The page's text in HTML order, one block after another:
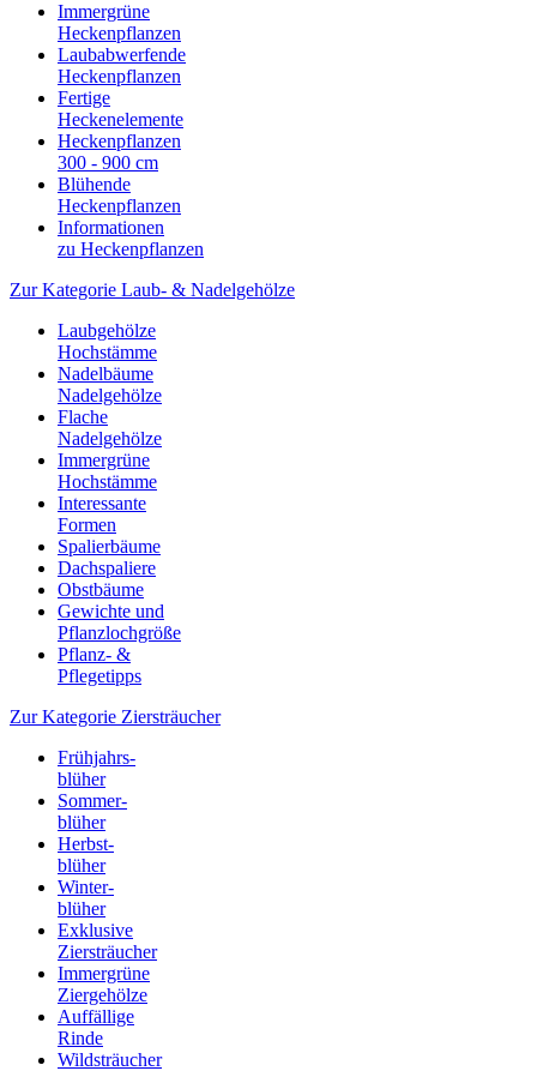
Immergrüne
Heckenpflanzen
Laubabwerfende
Heckenpflanzen
Fertige
Heckenelemente
Heckenpflanzen
300 - 900 cm
Blühende
Heckenpflanzen
Informationen
zu Heckenpflanzen
Zur Kategorie Laub- & Nadelgehölze
Laubgehölze
Hochstämme
Nadelbäume
Nadelgehölze
Flache
Nadelgehölze
Immergrüne
Hochstämme
Interessante
Formen
Spalierbäume
Dachspaliere
Obstbäume
Gewichte und
Pflanzlochgröße
Pflanz- &
Pflegetipps
Zur Kategorie Ziersträucher
Frühjahrs-
blüher
Sommer-
blüher
Herbst-
blüher
Winter-
blüher
Exklusive
Ziersträucher
Immergrüne
Ziergehölze
Auffällige
Rinde
Wildsträucher